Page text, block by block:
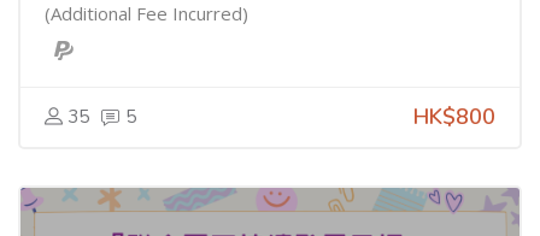
(Additional Fee Incurred)
35 5 HK$800